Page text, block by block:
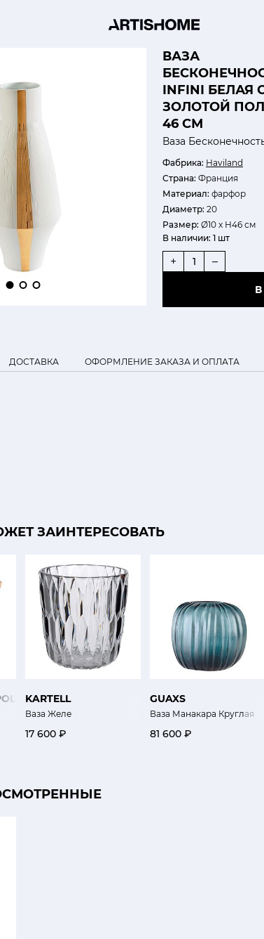
ВАЗА
INFINI БЕЛАЯ
ЗОЛОТОЙ
46 СМ
Ваза
Фабрика: Haviland
Страна: Франция
Материал: фарфор
Диаметр: 20
Размер: Ø10 х H46 см
В наличии: 1 шт
+ –
ДОСТАВКА ОФОРМЛЕНИЕ ЗАКАЗА И ОПЛАТА
ЗАИНТЕРЕСОВАТЬ
KARTELL
Ваза Желе
17 600 ₽
GUAXS
Ваза Манакара Круглая
81 600 ₽